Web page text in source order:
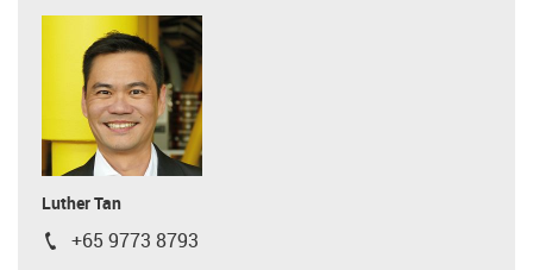
Luther Tan
igus-icon-phone
+65 9773 8793